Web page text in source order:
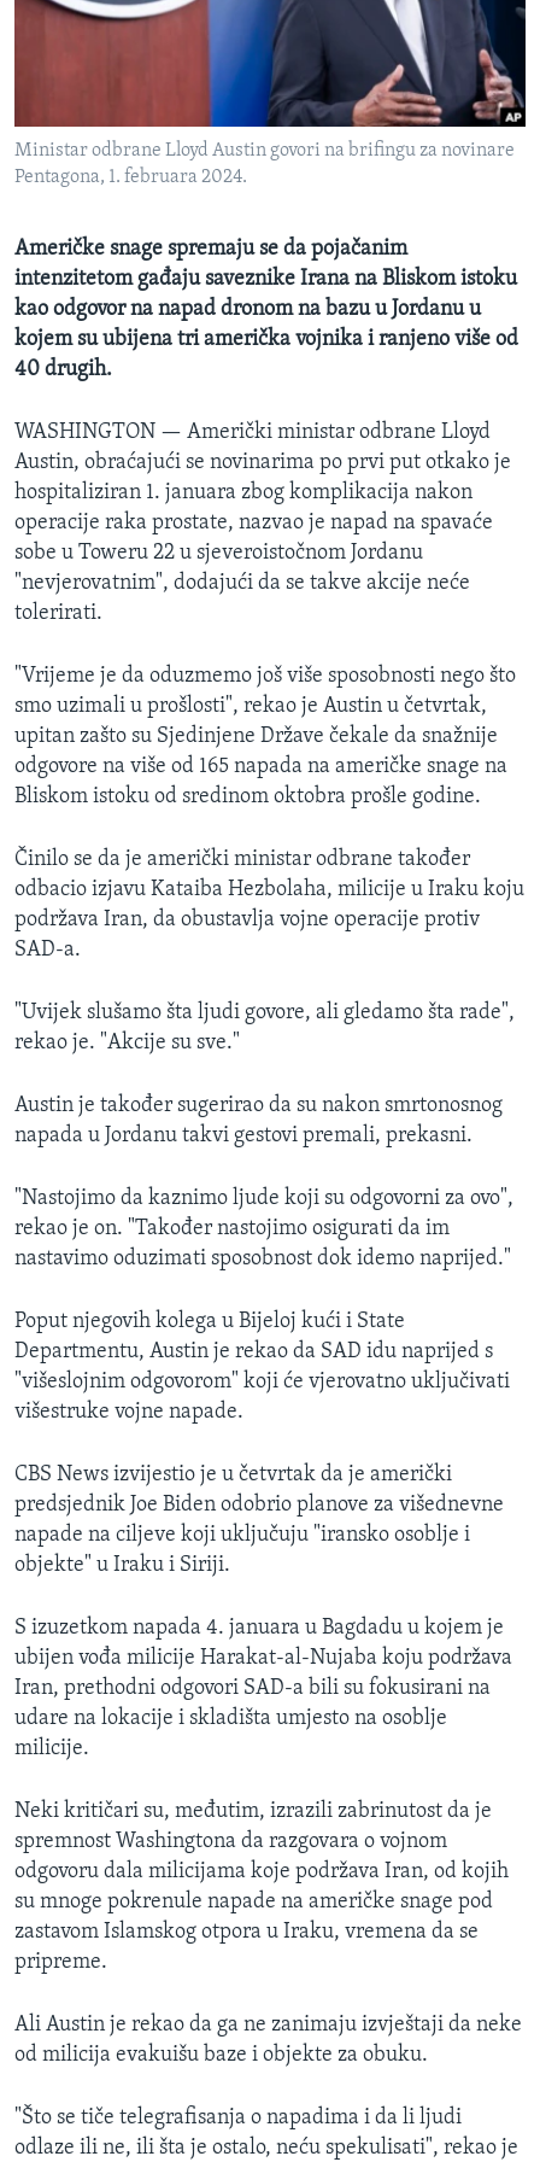
MAGAZIN
Learning English
Jezici
Ministar odbrane Lloyd Austin govori na brifingu za novinare
Pentagona, 1. februara 2024.
Američke snage spremaju se da pojačanim
intenzitetom gađaju saveznike Irana na Bliskom istoku
kao odgovor na napad dronom na bazu u Jordanu u
kojem su ubijena tri američka vojnika i ranjeno više od
40 drugih.
WASHINGTON — Američki ministar odbrane Lloyd
Austin, obraćajući se novinarima po prvi put otkako je
hospitaliziran 1. januara zbog komplikacija nakon
operacije raka prostate, nazvao je napad na spavaće
sobe u Toweru 22 u sjeveroistočnom Jordanu
"nevjerovatnim", dodajući da se takve akcije neće
tolerirati.
"Vrijeme je da oduzmemo još više sposobnosti nego što
smo uzimali u prošlosti", rekao je Austin u četvrtak,
upitan zašto su Sjedinjene Države čekale da snažnije
odgovore na više od 165 napada na američke snage na
Bliskom istoku od sredinom oktobra prošle godine.
Činilo se da je američki ministar odbrane također
odbacio izjavu Kataiba Hezbolaha, milicije u Iraku koju
podržava Iran, da obustavlja vojne operacije protiv
SAD-a.
"Uvijek slušamo šta ljudi govore, ali gledamo šta rade",
rekao je. "Akcije su sve."
Austin je također sugerirao da su nakon smrtonosnog
napada u Jordanu takvi gestovi premali, prekasni.
"Nastojimo da kaznimo ljude koji su odgovorni za ovo",
rekao je on. "Također nastojimo osigurati da im
nastavimo oduzimati sposobnost dok idemo naprijed."
Poput njegovih kolega u Bijeloj kući i State
Departmentu, Austin je rekao da SAD idu naprijed s
"višeslojnim odgovorom" koji će vjerovatno uključivati
višestruke vojne napade.
CBS News izvijestio je u četvrtak da je američki
predsjednik Joe Biden odobrio planove za višednevne
napade na ciljeve koji uključuju "iransko osoblje i
objekte" u Iraku i Siriji.
S izuzetkom napada 4. januara u Bagdadu u kojem je
ubijen vođa milicije Harakat-al-Nujaba koju podržava
Iran, prethodni odgovori SAD-a bili su fokusirani na
udare na lokacije i skladišta umjesto na osoblje
milicije.
Neki kritičari su, međutim, izrazili zabrinutost da je
spremnost Washingtona da razgovara o vojnom
odgovoru dala milicijama koje podržava Iran, od kojih
su mnoge pokrenule napade na američke snage pod
zastavom Islamskog otpora u Iraku, vremena da se
pripreme.
Ali Austin je rekao da ga ne zanimaju izvještaji da neke
od milicija evakuišu baze i objekte za obuku.
"Što se tiče telegrafisanja o napadima i da li ljudi
odlaze ili ne, ili šta je ostalo, neću spekulisati", rekao je